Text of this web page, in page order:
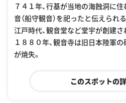
７４１年、行基が当地の海蝕洞に
音（船守観音）を祀ったと伝えられる
江戸時代、観音堂など堂宇が創建さ
１８８０年、観音寺は旧日本陸軍
が焼失。
このスポットの